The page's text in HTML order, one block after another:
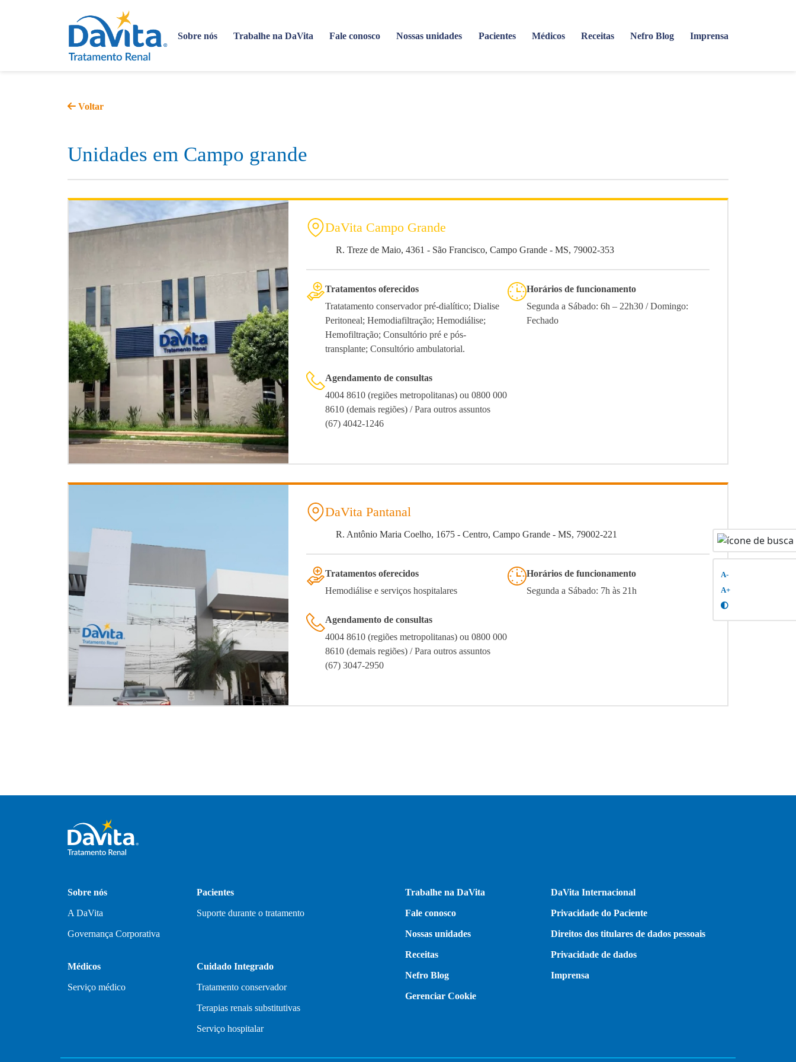
Sobre nós Trabalhe na DaVita Fale conosco Nossas unidades Pacientes Médicos Receitas Nefro Blog Imprensa
A-
A+
Voltar
Unidades em Campo grande
DaVita Campo Grande
R. Treze de Maio, 4361 - São Francisco, Campo Grande - MS, 79002-353
Tratamentos oferecidos
Tratatamento conservador pré-dialítico; Dialise
Peritoneal; Hemodiafiltração; Hemodiálise;
Hemofiltração; Consultório pré e pós-
transplante; Consultório ambulatorial.
Horários de funcionamento
Segunda a Sábado: 6h – 22h30 / Domingo:
Fechado
Agendamento de consultas
4004 8610 (regiões metropolitanas) ou 0800 000
8610 (demais regiões) / Para outros assuntos
(67) 4042-1246
DaVita Pantanal
R. Antônio Maria Coelho, 1675 - Centro, Campo Grande - MS, 79002-221
Tratamentos oferecidos
Hemodiálise e serviços hospitalares
Horários de funcionamento
Segunda a Sábado: 7h às 21h
Agendamento de consultas
4004 8610 (regiões metropolitanas) ou 0800 000
8610 (demais regiões) / Para outros assuntos
(67) 3047-2950
Sobre nós
A DaVita
Governança Corporativa
Pacientes
Suporte durante o tratamento
Médicos
Serviço médico
Cuidado Integrado
Tratamento conservador
Terapias renais substitutivas
Serviço hospitalar
Trabalhe na DaVita DaVita Internacional
Fale conosco Privacidade do Paciente
Nossas unidades Direitos dos titulares de dados pessoais
Receitas Privacidade de dados
Nefro Blog Imprensa
Gerenciar Cookie